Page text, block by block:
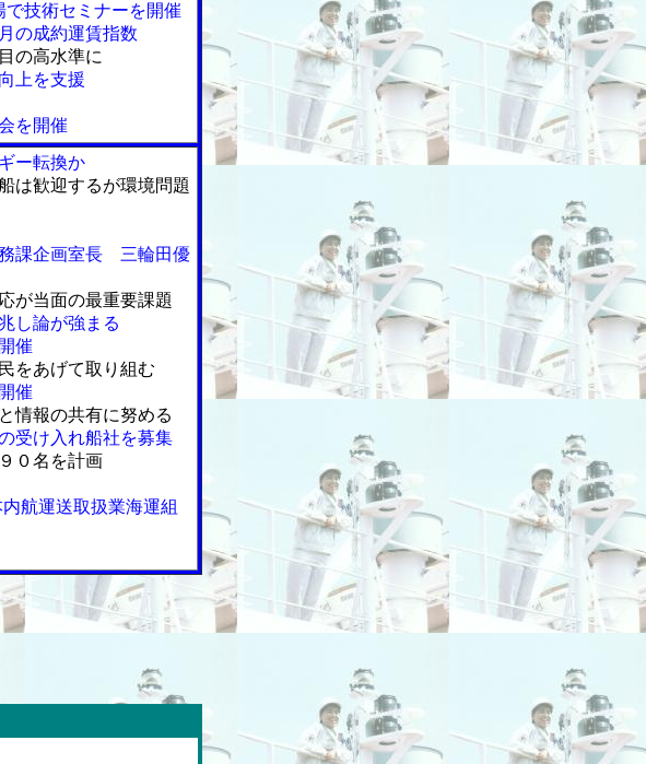
で技術セミナーを開催
の成約運賃指数
の高水準に
上を支援
を開催
ー転換か
は歓迎するが環境問題
課企画室長 三輪田優
が当面の最重要課題
し論が強まる
催
をあげて取り組む
催
情報の共有に努める
受け入れ船社を募集
０名を計画
航運送取扱業海運組